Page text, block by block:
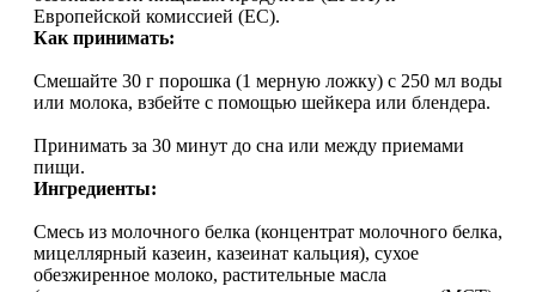
Карнитин
НАЗАД
Напитки
Европейской комиссией (EC).
Как принимать:
Смешайте 30 г порошка (1 мерную ложку) с 250 мл воды
или молока, взбейте с помощью шейкера или блендера.
Принимать за 30 минут до сна или между приемами
пищи.
Ингредиенты:
Смесь из молочного белка (концентрат молочного белка,
мицеллярный казеин, казеинат кальция), сухое
обезжиренное молоко, растительные масла